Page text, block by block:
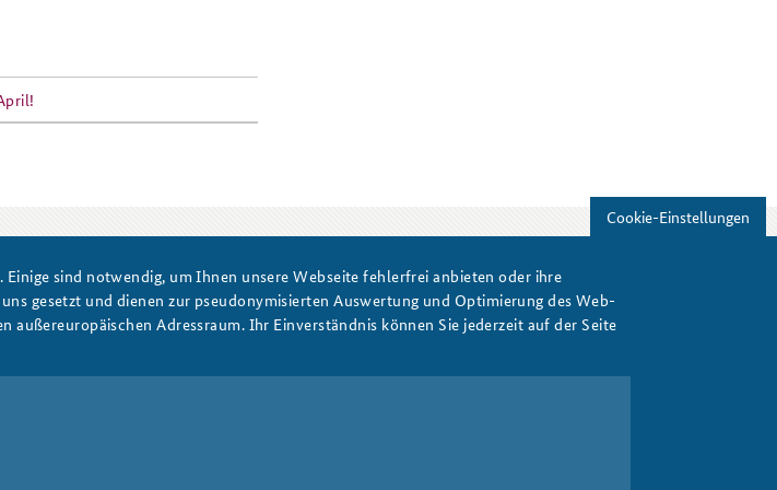
Anfahrt
Das Sicherheitspolitische
Gespräch an der BAKS
IMPRESSUM FAQ
Cookie-Einstellungen
sind notwendig, um Ihnen unsere Webseite fehlerfrei anbieten oder ihre
gesetzt und dienen zur pseudonymisierten Auswertung und Optimierung des Web-
Adressraum. Ihr Einverständnis können Sie jederzeit auf der Seite